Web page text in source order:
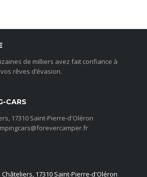
de milliers avez fait confiance à
rêves d’évasion.
CARS
17310 Saint-Pierre-d'Oléron
17310 Saint-Pierre-d'Oléron